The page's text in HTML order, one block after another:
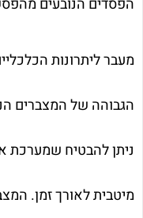
מעבר ליתרונות
הגבוהה של המצברים
ניתן להבטיח שמערכת
מיטבית לאורך זמן.